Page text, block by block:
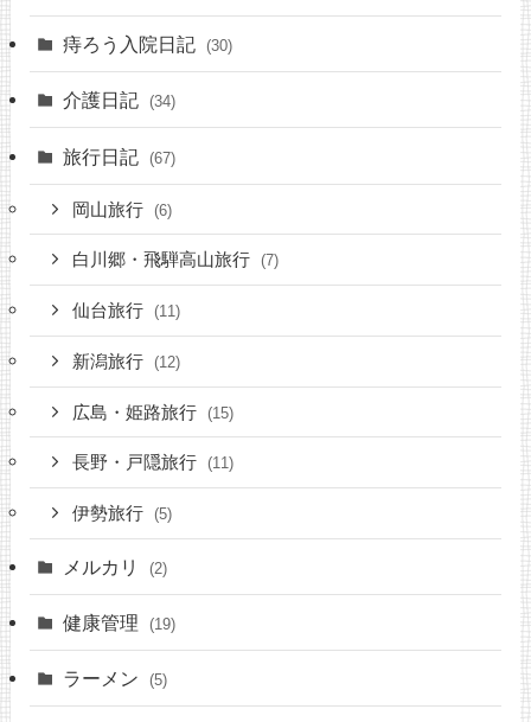
痔ろう入院日記 (30)
介護日記 (34)
旅行日記 (67)
岡山旅行 (6)
白川郷・飛騨高山旅行 (7)
仙台旅行 (11)
新潟旅行 (12)
広島・姫路旅行 (15)
長野・戸隠旅行 (11)
伊勢旅行 (5)
メルカリ (2)
健康管理 (19)
ラーメン (5)